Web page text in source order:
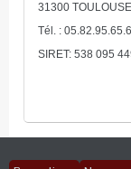
31300 TOULOUSE
Tél. :
SIRET: 538 095